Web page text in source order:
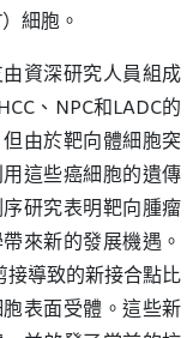
細胞。
資深研究人員組成
、NPC和LADC的
由於靶向體細胞突
這些癌細胞的遺傳
研究表明靶向腫瘤
來新的發展機遇。
接導致的新接合點比
表面受體。這些新